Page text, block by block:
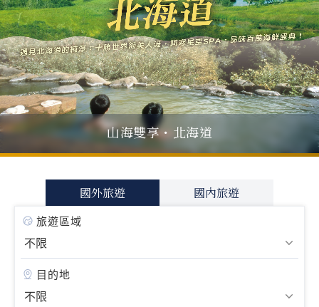
父親節．限時特別企劃
一人旅行Solo Travel
山海雙享・北海道冬日慢旅・奧捷德
國外旅遊 國內旅遊
旅遊區域
目的地